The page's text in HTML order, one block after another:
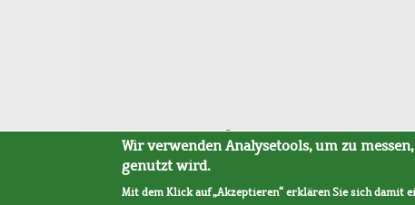
Fußleistenmenü
SitemapBarrierefreiheitImpressum
Wir verwenden Analysetools, um zu
genutzt wird.
Mit dem Klick auf „Akzeptieren“ erklären Sie sich damit